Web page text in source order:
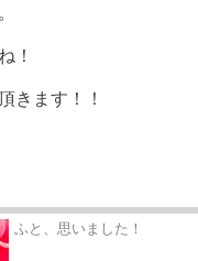
！
きます！！
ふと、思いました！